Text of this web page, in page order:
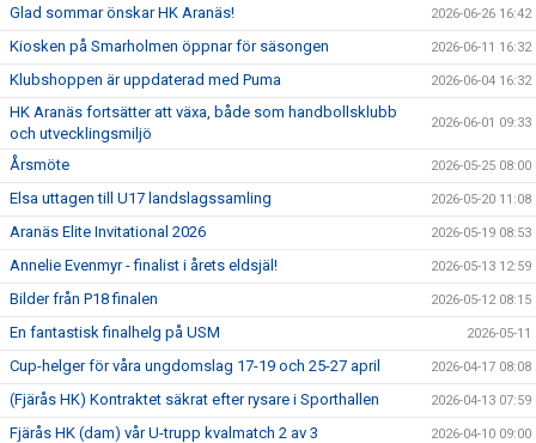
Glad sommar önskar HK Aranäs! 2026-06-26 16:42
Kiosken på Smarholmen öppnar för säsongen 2026-06-11 16:32
Klubshoppen är uppdaterad med Puma 2026-06-04 16:32
HK Aranäs fortsätter att växa, både som handbollsklubb
och utvecklingsmiljö
2026-06-01 09:33
Årsmöte 2026-05-25 08:00
Elsa uttagen till U17 landslagssamling 2026-05-20 11:08
Aranäs Elite Invitational 2026 2026-05-19 08:53
Annelie Evenmyr - finalist i årets eldsjäl! 2026-05-13 12:59
Bilder från P18 finalen 2026-05-12 08:15
En fantastisk finalhelg på USM 2026-05-11
Cup-helger för våra ungdomslag 17-19 och 25-27 april 2026-04-17 08:08
(Fjärås HK) Kontraktet säkrat efter rysare i Sporthallen 2026-04-13 07:59
Fjärås HK (dam) vår U-trupp kvalmatch 2 av 3 2026-04-10 09:00